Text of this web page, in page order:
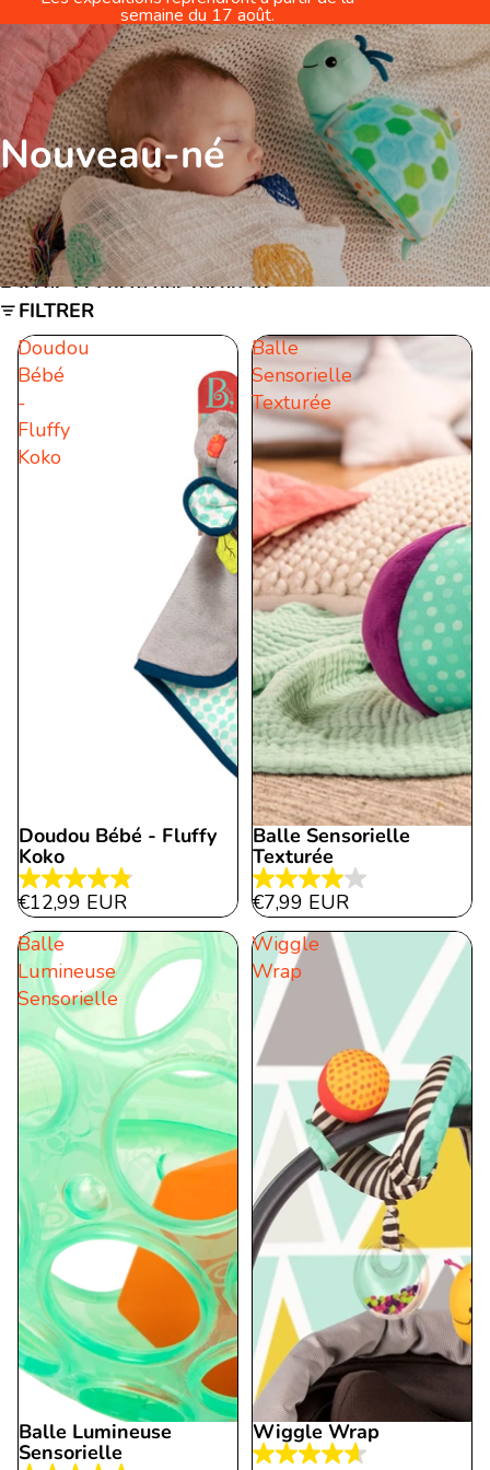
semaine du 17 août.
Nouveau-né
Passer à la liste des résultats
FILTRER
Doudou
Bébé
-
Fluffy
Koko
Doudou Bébé - Fluffy
Koko
4.9
étoile(s)
5.
15
évaluations
€12,99 EUR
Balle
Sensorielle
Texturée
Balle Sensorielle
Texturée
4.0
étoile(s)
sur
évaluation
€7,99 EUR
Balle
Lumineuse
Sensorielle
Balle Lumineuse
Sensorielle
Wiggle
Wrap
Wiggle Wrap